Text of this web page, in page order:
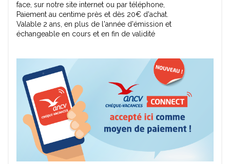
face, sur notre site internet ou par téléphone,
Paiement au centime près et dès 20€ d'achat.
Valable 2 ans, en plus de l'année d'émission et
échangeable en cours et en fin de validité